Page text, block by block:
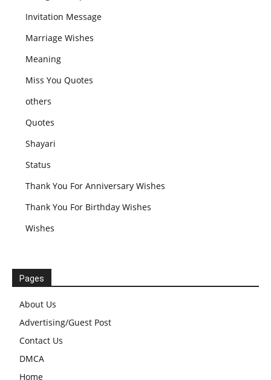
Invitation Message
Marriage Wishes
Meaning
Miss You Quotes
others
Quotes
Shayari
Status
Thank You For Anniversary Wishes
Thank You For Birthday Wishes
Wishes
Pages
About Us
Advertising/Guest Post
Contact Us
DMCA
Home